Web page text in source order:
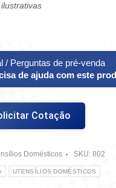
/ Perguntas de pré-venda
de ajuda com este
Cotação
Domésticos SKU: 802
UTENSÍLIOS DOMÉSTICOS